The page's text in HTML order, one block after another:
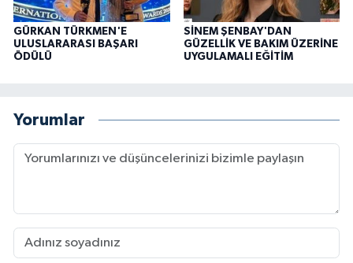
GÜRKAN TÜRKMEN'E
ULUSLARARASI BAŞARI
ÖDÜLÜ
SİNEM ŞENBAY'DAN
GÜZELLİK VE BAKIM ÜZERİNE
UYGULAMALI EĞİTİM
Yorumlar